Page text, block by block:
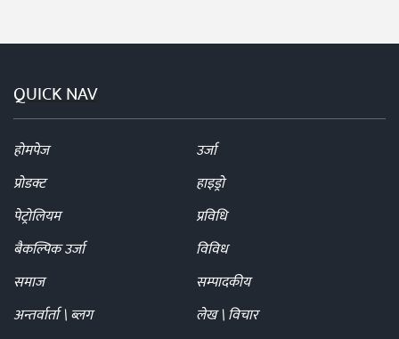
QUICK NAV
होमपेज
उर्जा
प्रोडक्ट
हाइड्रो
पेट्रोलियम
प्रविधि
बैकल्पिक उर्जा
विविध
समाज
सम्पादकीय
अन्तर्वार्ता \ ब्लग
लेख \ विचार